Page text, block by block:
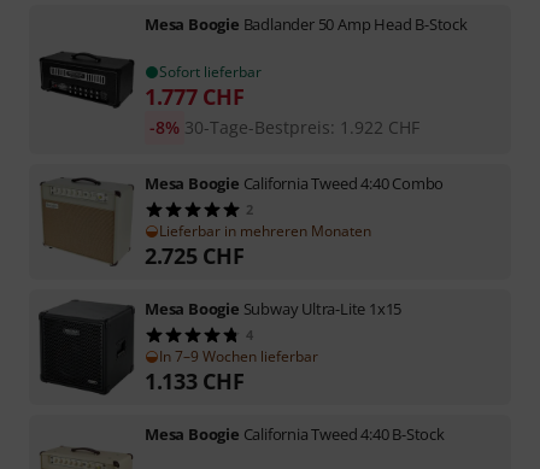
Mesa Boogie Badlander 50 Amp Head B-Stock
Sofort lieferbar
1.777 CHF
30-Tage-Bestpreis: 1.922 CHF
-8%
Mesa Boogie California Tweed 4:40 Combo
2
Lieferbar in mehreren Monaten
2.725 CHF
Mesa Boogie Subway Ultra-Lite 1x15
4
In 7–9 Wochen lieferbar
1.133 CHF
Mesa Boogie California Tweed 4:40 B-Stock